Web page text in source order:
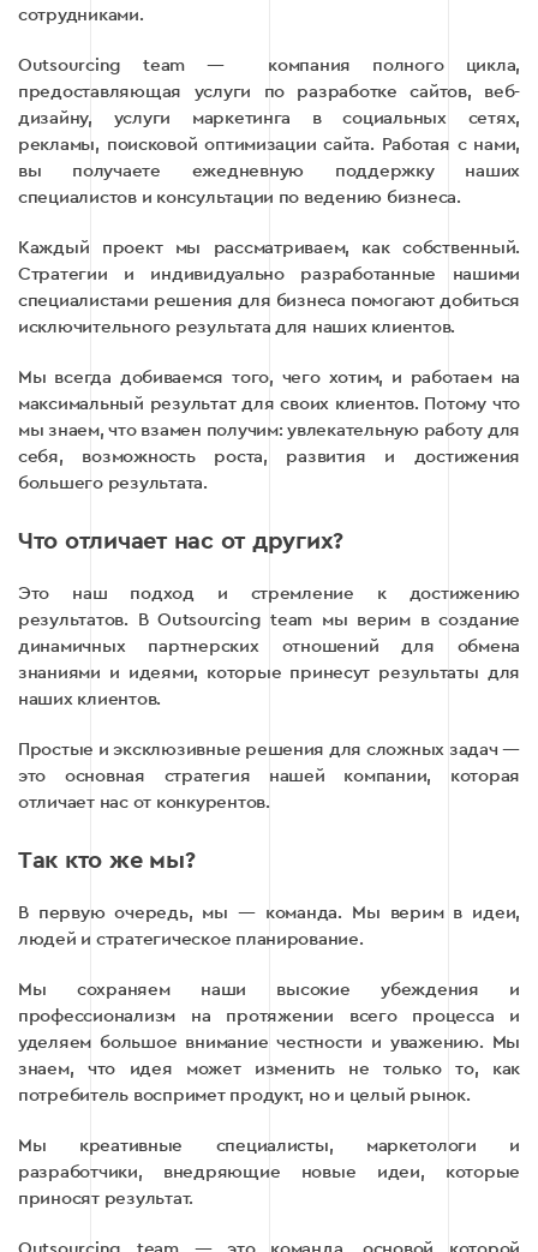
сотрудниками.
Outsourcing team — компания полного цикла,
предоставляющая услуги по разработке сайтов, веб-
дизайну, услуги маркетинга в социальных сетях,
рекламы, поисковой оптимизации сайта. Работая с нами,
вы получаете ежедневную поддержку наших
специалистов и консультации по ведению бизнеса.
Каждый проект мы рассматриваем, как собственный.
Стратегии и индивидуально разработанные нашими
специалистами решения для бизнеса помогают добиться
исключительного результата для наших клиентов.
Мы всегда добиваемся того, чего хотим, и работаем на
максимальный результат для своих клиентов. Потому что
мы знаем, что взамен получим: увлекательную работу для
себя, возможность роста, развития и достижения
большего результата.
Что отличает нас от других?
Это наш подход и стремление к достижению
результатов. В Outsourcing team мы верим в создание
динамичных партнерских отношений для обмена
знаниями и идеями, которые принесут результаты для
наших клиентов.
Простые и эксклюзивные решения для сложных задач —
это основная стратегия нашей компании, которая
отличает нас от конкурентов.
Так кто же мы?
В первую очередь, мы — команда. Мы верим в идеи,
людей и стратегическое планирование.
Мы сохраняем наши высокие убеждения и
профессионализм на протяжении всего процесса и
уделяем большое внимание честности и уважению. Мы
знаем, что идея может изменить не только то, как
потребитель воспримет продукт, но и целый рынок.
Мы креативные специалисты, маркетологи и
разработчики, внедряющие новые идеи, которые
приносят результат.